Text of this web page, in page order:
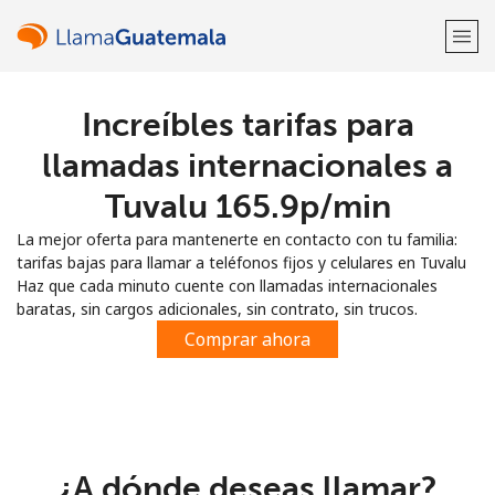
¡Bienvenido!
Regístrate con
Increíbles tarifas para
llamadas internacionales a
Tuvalu ⁦165.9p⁩/min
La mejor oferta para mantenerte en contacto con tu familia:
tarifas bajas para llamar a teléfonos fijos y celulares en Tuvalu
Haz que cada minuto cuente con llamadas internacionales
baratas, sin cargos adicionales, sin contrato, sin trucos.
Comprar ahora